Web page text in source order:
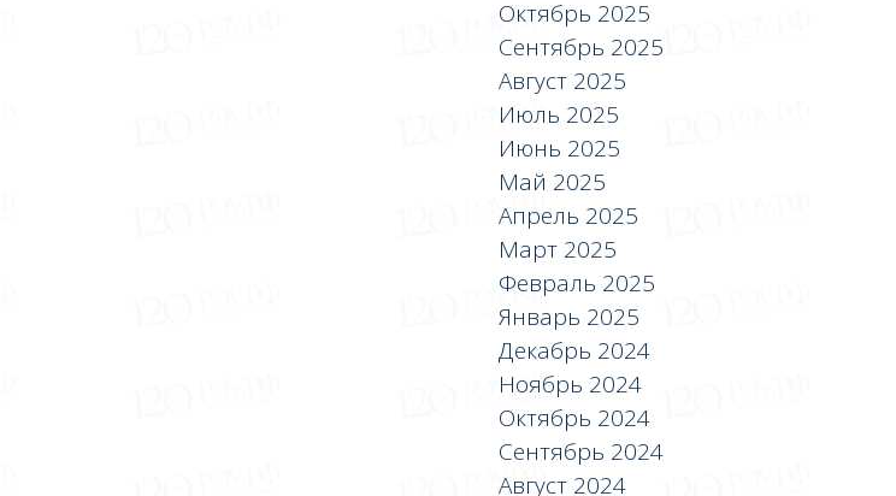
Октябрь 2025
Сентябрь 2025
Август 2025
Июль 2025
Июнь 2025
Май 2025
Апрель 2025
Март 2025
Февраль 2025
Январь 2025
Декабрь 2024
Ноябрь 2024
Октябрь 2024
Сентябрь 2024
Август 2024